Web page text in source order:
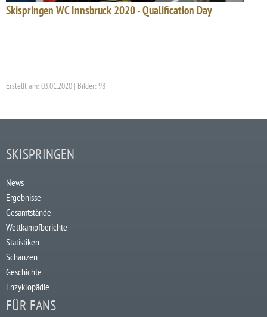
Skispringen WC Innsbruck 2020 - Qualification Day
Erstellt am: 03.01.2020 | Bilder: 98
SKISPRINGEN
News
Ergebnisse
Gesamtstände
Wettkampfberichte
Statistiken
Schanzen
Geschichte
Enzyklopädie
FÜR FANS